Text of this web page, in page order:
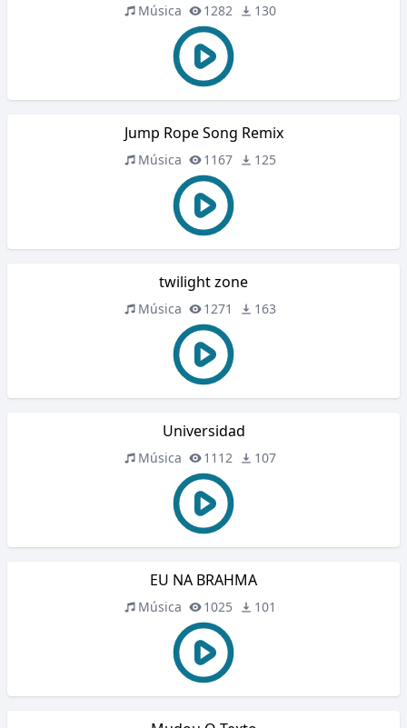
Música 1282 130
Jump Rope Song Remix
Música 1167 125
twilight zone
Música 1271 163
Universidad
Música 1112 107
EU NA BRAHMA
Música 1025 101